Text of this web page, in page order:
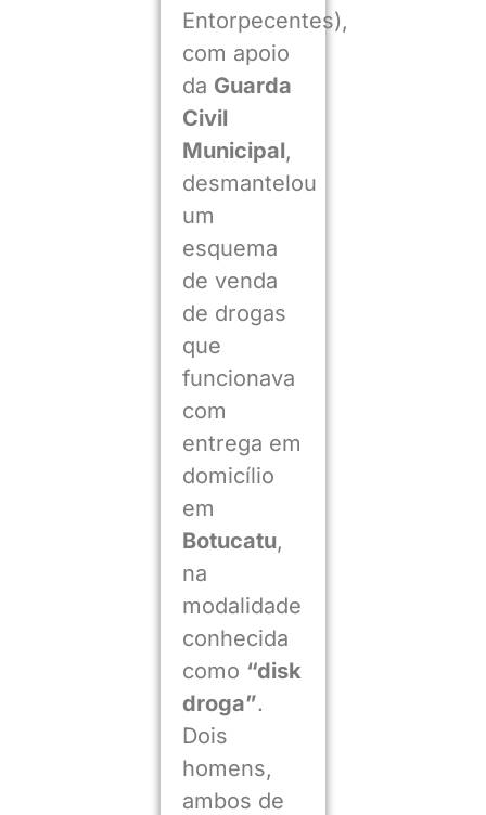
Entorpecentes),
com apoio
da Guarda
Civil
Municipal,
desmantelou
um
esquema
de venda
de drogas
que
funcionava
com
entrega em
domicílio
em
Botucatu,
na
modalidade
conhecida
como “disk
droga”.
Dois
homens,
ambos de